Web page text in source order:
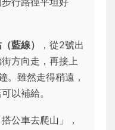
藍線）
，從2號出
方向走，再接上
。雖然走得稍遠，
以補給。
公車去爬山」，